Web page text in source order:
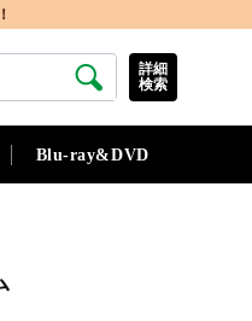
詳細
検索
Blu-ray&DVD